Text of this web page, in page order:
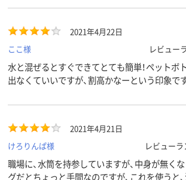
2021年4月22日
ここ様
レビュー
水と混ぜるとすぐできてとても簡単！ペットボ
出なくていいですが、割高かなーという印象です
2021年4月21日
けろりんぱ様
レビューラ
職場に、水筒を持参していますが、中身が無く
グだとちょっと手間なのですが、これを使うと